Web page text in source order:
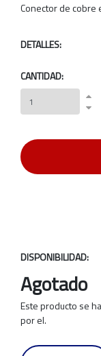
Conector de cobre
DETALLES:
CANTIDAD:
DISPONIBILIDAD:
Agotado
Este producto se
por el.